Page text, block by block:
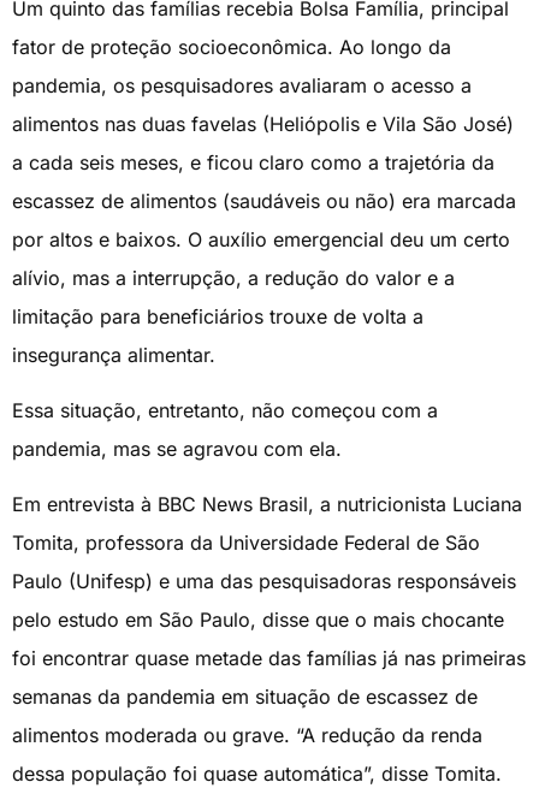
Um quinto das famílias recebia Bolsa Família, principal
fator de proteção socioeconômica. Ao longo da
pandemia, os pesquisadores avaliaram o acesso a
alimentos nas duas favelas (Heliópolis e Vila São José)
a cada seis meses, e ficou claro como a trajetória da
escassez de alimentos (saudáveis ou não) era marcada
por altos e baixos. O auxílio emergencial deu um certo
alívio, mas a interrupção, a redução do valor e a
limitação para beneficiários trouxe de volta a
insegurança alimentar.
Essa situação, entretanto, não começou com a
pandemia, mas se agravou com ela.
Em entrevista à BBC News Brasil, a nutricionista Luciana
Tomita, professora da Universidade Federal de São
Paulo (Unifesp) e uma das pesquisadoras responsáveis
pelo estudo em São Paulo, disse que o mais chocante
foi encontrar quase metade das famílias já nas primeiras
semanas da pandemia em situação de escassez de
alimentos moderada ou grave. “A redução da renda
dessa população foi quase automática”, disse Tomita.